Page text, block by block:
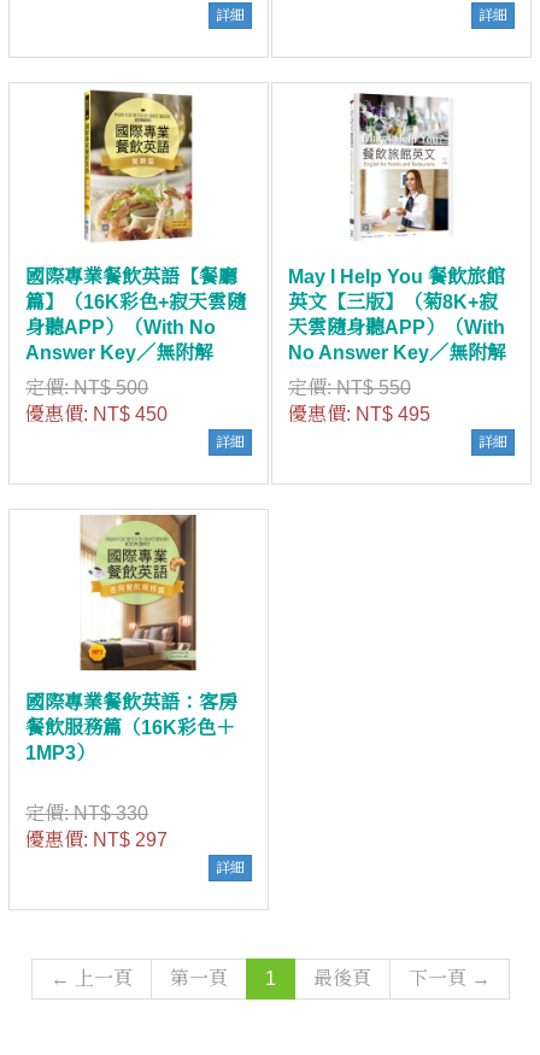
詳細 詳細
國際專業餐飲英語【餐廳
篇】（16K彩色+寂天雲隨
身聽APP）（With No
Answer Key／無附解
答）
定價:NT$ 500
優惠價: NT$ 450
詳細
May I Help You 餐飲旅館
英文【三版】（菊8K+寂
天雲隨身聽APP）（With
No Answer Key／無附解
答）
定價:NT$ 550
優惠價: NT$ 495
詳細
國際專業餐飲英語：客房
餐飲服務篇（16K彩色＋
1MP3）
定價:NT$ 330
優惠價: NT$ 297
詳細
← 上一頁 第一頁 1 最後頁 下一頁 →